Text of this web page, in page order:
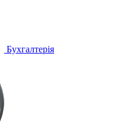
Бухгалтерія